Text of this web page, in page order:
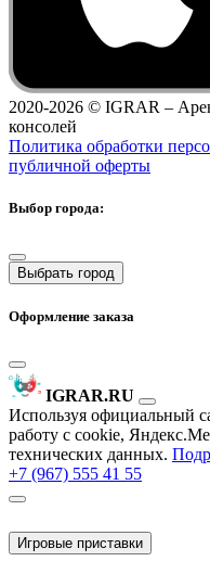
2020-2026 © IGRAR –
консолей
Политика обработки
публичной оферты
Выбор города:
Выбрать город
Оформление заказа
IGRAR.RU
Используя официальный
работу с cookie,
технических данных.
+7 (967) 555 41 55
Игровые приставки